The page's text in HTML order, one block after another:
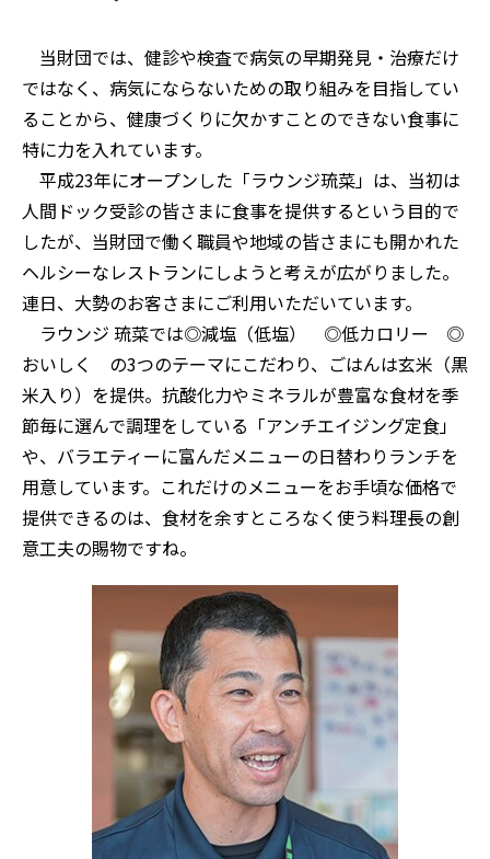
当財団では、健診や検査で病気の早期発見・治療だけ
ではなく、病気にならないための取り組みを目指してい
ることから、健康づくりに欠かすことのできない食事に
特に力を入れています。
平成23年にオープンした「ラウンジ琉菜」は、当初は
人間ドック受診の皆さまに食事を提供するという目的で
したが、当財団で働く職員や地域の皆さまにも開かれた
ヘルシーなレストランにしようと考えが広がりました。
連日、大勢のお客さまにご利用いただいています。
ラウンジ 琉菜では◎減塩（低塩） ◎低カロリー ◎
おいしく の3つのテーマにこだわり、ごはんは玄米（黒
米入り）を提供。抗酸化力やミネラルが豊富な食材を季
節毎に選んで調理をしている「アンチエイジング定食」
や、バラエティーに富んだメニューの日替わりランチを
用意しています。これだけのメニューをお手頃な価格で
提供できるのは、食材を余すところなく使う料理長の創
意工夫の賜物ですね。